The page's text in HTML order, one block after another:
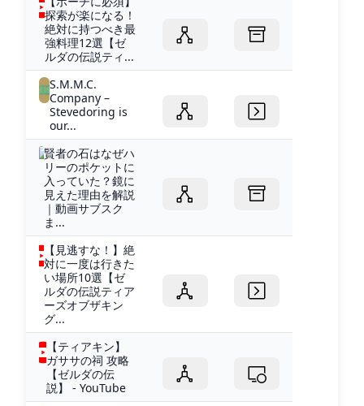
探索が楽になる！
絶対に持つべき最
強料理12選【ゼ
ルダの伝説ティ...
S.M.M.C.
Company –
Stevedoring is
our...
賢者の石はなぜハ
リーのポケットに
入っていた？鏡に
見えた理由を解説
｜動画サブスク
ま...
【見逃すな！】絶
対に一度は行きた
い場所10選【ゼ
ルダの伝説ティア
ーズオブザキン
グ...
【ティアキン】
ガササの祠 攻略
【ゼルダの伝
説】 - YouTube